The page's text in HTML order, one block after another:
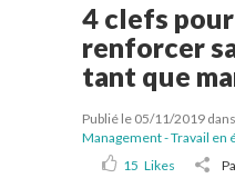
INTRAS | SUR-MESURE
COACHING
NOUS CONNAÎTRE
CONSEILS MICRO-
4 clefs
renforcer
tant que
Publié le 05/11/2019 dans
Management - Travail en
15 Likes